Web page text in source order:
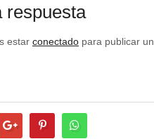
respuesta
estar conectado para publicar un